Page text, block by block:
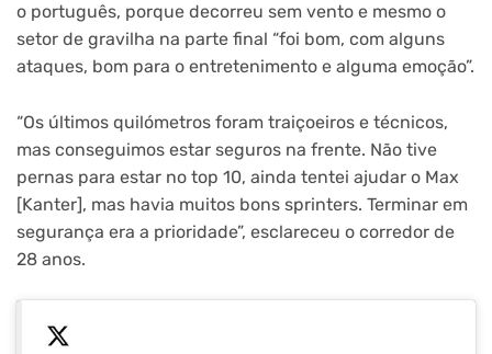
o português, porque decorreu sem vento e mesmo o
setor de gravilha na parte final “foi bom, com alguns
ataques, bom para o entretenimento e alguma emoção”.
“Os últimos quilómetros foram traiçoeiros e técnicos,
mas conseguimos estar seguros na frente. Não tive
pernas para estar no top 10, ainda tentei ajudar o Max
[Kanter], mas havia muitos bons sprinters. Terminar em
segurança era a prioridade”, esclareceu o corredor de
28 anos.